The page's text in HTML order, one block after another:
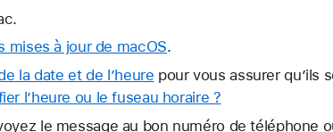
mises à jour de macOS.
la date et de l’heure pour vous assurer qu’ils
l’heure ou le fuseau horaire ?
le message au bon numéro de téléphone